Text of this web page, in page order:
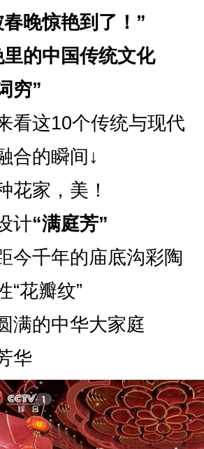
春晚惊艳到了！”
里的中国传统文化
穷”
这10个传统与现代
的瞬间↓
家，美！
计“满庭芳”
千年的庙底沟彩陶
花瓣纹”
的中华大家庭
华